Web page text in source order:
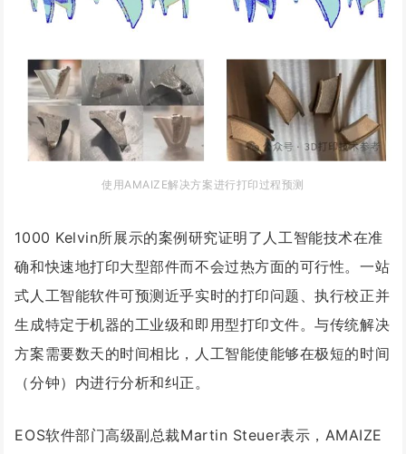
使用AMAIZE解决方案进行打印过程预测
1000 Kelvin所展示的案例研究证明了人工智能技术在准
确和快速地打印大型部件而不会过热方面的可行性。一站
式人工智能软件可预测近乎实时的打印问题、执行校正并
生成特定于机器的工业级和即用型打印文件。与传统解决
方案需要数天的时间相比，人工智能使能够在极短的时间
（分钟）内进行分析和纠正。
EOS软件部门高级副总裁Martin Steuer表示，AMAIZE